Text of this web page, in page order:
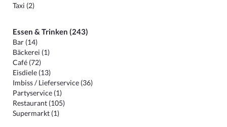
Taxi (2)
Essen & Trinken (243)
Bar (14)
Bäckerei (1)
Café (72)
Eisdiele (13)
Imbiss / Lieferservice (36)
Partyservice (1)
Restaurant (105)
Supermarkt (1)